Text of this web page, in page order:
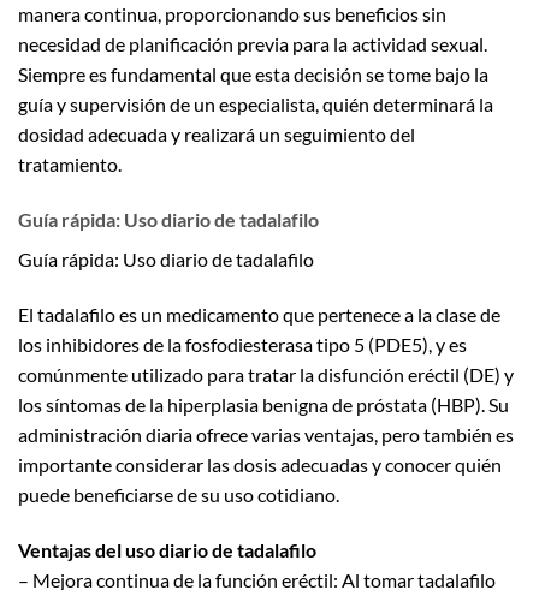
manera continua, proporcionando sus beneficios sin
necesidad de planificación previa para la actividad sexual.
Siempre es fundamental que esta decisión se tome bajo la
guía y supervisión de un especialista, quién determinará la
dosidad adecuada y realizará un seguimiento del
tratamiento.
Guía rápida: Uso diario de tadalafilo
Guía rápida: Uso diario de tadalafilo
El tadalafilo es un medicamento que pertenece a la clase de
los inhibidores de la fosfodiesterasa tipo 5 (PDE5), y es
comúnmente utilizado para tratar la disfunción eréctil (DE) y
los síntomas de la hiperplasia benigna de próstata (HBP). Su
administración diaria ofrece varias ventajas, pero también es
importante considerar las dosis adecuadas y conocer quién
puede beneficiarse de su uso cotidiano.
Ventajas del uso diario de tadalafilo
– Mejora continua de la función eréctil: Al tomar tadalafilo